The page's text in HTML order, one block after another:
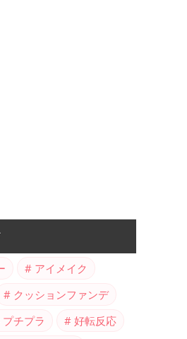
アイメイク
クッションファンデ
プチプラ
好転反応